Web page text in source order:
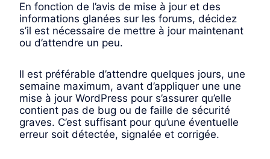
En fonction de l’avis de mise à jour et des
informations glanées sur les forums, décidez
s’il est nécessaire de mettre à jour maintenant
ou d’attendre un peu.
Il est préférable d’attendre quelques jours, une
semaine maximum, avant d’appliquer une une
mise à jour WordPress pour s’assurer qu’elle
contient pas de bug ou de faille de sécurité
graves. C’est suffisant pour qu’une éventuelle
erreur soit détectée, signalée et corrigée.